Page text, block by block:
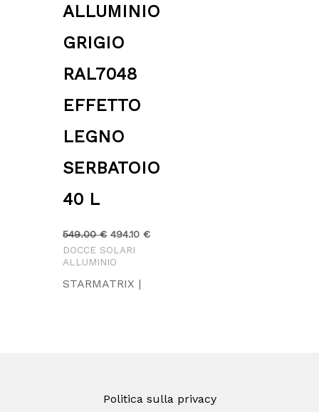
ALLUMINIO
GRIGIO
RAL7048
EFFETTO
LEGNO
SERBATOIO
40 L
549.00€ 494.10 €
DOCCE SOLARI
ALLUMINIO
STARMATRIX |
Politica sulla privacy